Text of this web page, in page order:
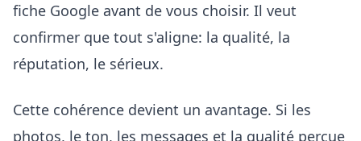
fiche Google avant de vous choisir. Il veut
confirmer que tout s'aligne: la qualité, la
réputation, le sérieux.
Cette cohérence devient un avantage. Si les
photos, le ton, les messages et la qualité perçue